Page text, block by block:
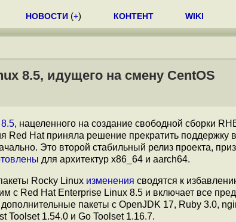
НОВОСТИ (+) КОНТЕНТ WIKI
8.5, идущего на смену CentOS
, нацеленного на создание свободной сборки
Red Hat приняла решение прекратить поддержку
Это второй стабильный релиз проекта,
для архитектур x86_64 и aarch64.
Rocky Linux изменения сводятся к
с Red Hat Enterprise Linux 8.5 и включает все
пакеты с OpenJDK 17, Ruby 3.0,
Toolset 1.54.0 и Go Toolset 1.16.7.